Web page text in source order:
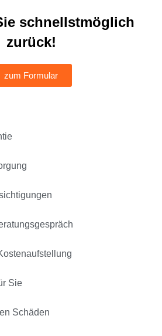
schnellstmöglich
zurück!
zum Formular
Sie
Schäden